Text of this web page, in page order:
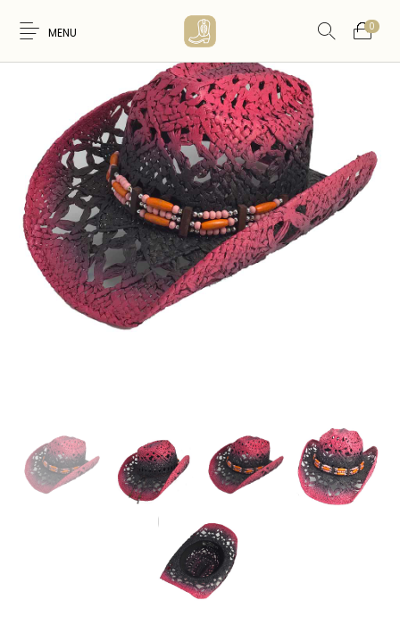
MENU 0
Nouveaux
Produits
FEMME HOMME
WESTERN &
COUNTRY
ARTISANAT
AMERINDIEN
ACCESSOIRES